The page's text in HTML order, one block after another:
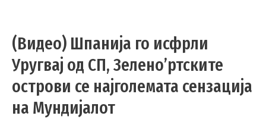
(Видео) Шпанија го исфрли
Уругвај од СП, Зелено’ртските
острови се најголемата сензација
на Мундијалот